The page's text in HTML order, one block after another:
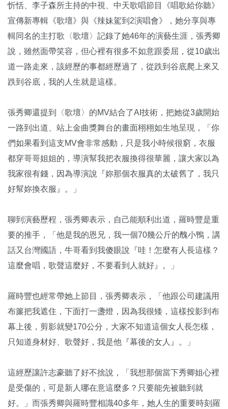
忻恬、李子森所主持的中視、中天歌唱節目《唱歌給你聽》
宣傳新專輯《歌壇》與《辣妹駕到2演唱會》，她分享與專
輯同名的主打歌〈歌壇〉記錄了她46年的演藝生涯，張秀卿
說，雖然面帶笑容，但心裡有很多不如意跟委屈，從10歲出
道一路走來，該經歷的事都經歷過了，從跌到谷底爬上來又
跌到谷底，我的人生就是這樣。
張秀卿還提到〈歌壇〉的MV結合了AI技術，把她從3歲開始
一路到出道、站上金曲獎舞台的畫面栩栩如生地呈現，「你
們如果看到這支MV會非常感動，只是我小時候很窮，衣服
都穿哥哥姐姐的，導演幫我把衣服換得很華麗，讓大家以為
我家很有錢，因為導演說『妳那個衣服真的太破舊了，我只
好幫妳換衣服』。」
聊到演藝歷程，張秀卿表示，自己能順利出道，羅時豐是重
要的推手，「他是我的恩兄，我一個70幾公斤的醜小鴨，講
話又台灣國語，牛哥看到我傻眼說『哇！怎麼有人長這樣？
這麼會唱，歌聲這麼好，不要看到人就好』。」
羅時豐也經常帶她上節目，張秀卿表示，「他跟公司建議用
布簾把我遮住，下面打一盞燈，因為我很矮，這樣投影到布
幕上後，剪影就變170公分，大家不知道這個女人長怎樣，
只知道身材好、歌聲好，我是他『幕後的女人』。」
這經歷讓許志豪聽了好不捨說，「我想那個當下秀卿姐心裡
是受傷的，可是新人哪在意這麼多？只要能先被聽到就
好。」而張秀卿與羅時豐相識40多年，她人生的重要時刻羅